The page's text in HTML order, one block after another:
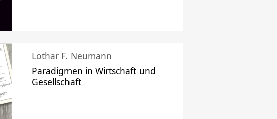
Lothar F. Neumann
Paradigmen in Wirtschaft und
Gesellschaft